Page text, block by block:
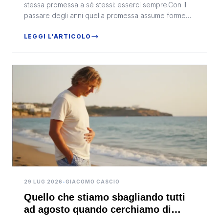
stessa promessa a sé stessi: esserci sempre.Con il
passare degli anni quella promessa assume forme
LEGGI L'ARTICOLO
29 LUG 2026 •GIACOMO CASCIO
Quello che stiamo sbagliando tutti
ad agosto quando cerchiamo di